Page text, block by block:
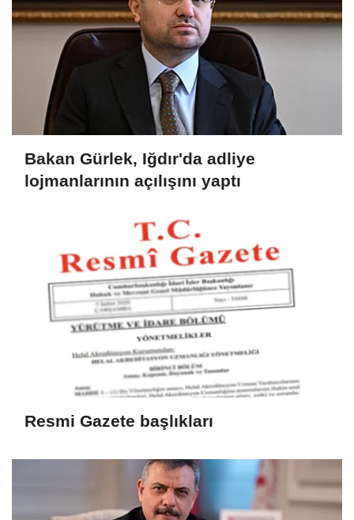
Bakan Gürlek, Iğdır'da adliye
lojmanlarının açılışını yaptı
Resmi Gazete başlıkları